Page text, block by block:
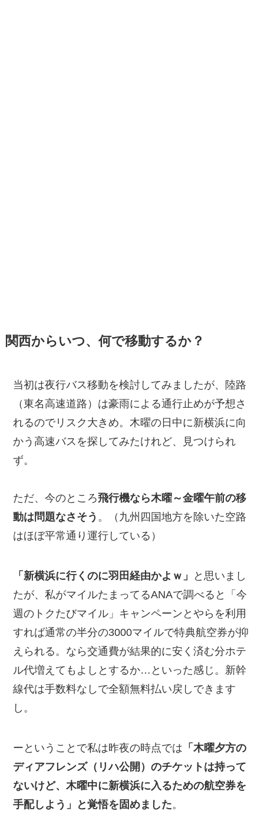
関西からいつ、何で移動するか？
当初は夜行バス移動を検討してみましたが、陸路
（東名高速道路）は豪雨による通行止めが予想さ
れるのでリスク大きめ。木曜の日中に新横浜に向
かう高速バスを探してみたけれど、見つけられ
ず。
ただ、今のところ飛行機なら木曜～金曜午前の移
動は問題なさそう 。（九州四国地方を除いた空路
はほぼ平常通り運行している）
「新横浜に行くのに羽田経由かよｗ」
と思いまし
たが、私がマイルたまってるANAで調べると「今
週のトクたびマイル」キャンペーンとやらを利用
すれば通常の半分の3000マイルで特典航空券が抑
えられる。なら交通費が結果的に安く済む分ホテ
ル代増えてもよしとするか…といった感じ。新幹
線代は手数料なしで全額無料払い戻しできます
し。
ーということで私は昨夜の時点では 「木曜夕方の
ディアフレンズ（リハ公開）のチケットは持って
ないけど、木曜中に新横浜に入るための航空券を
手配しよう」と覚悟を固めました。